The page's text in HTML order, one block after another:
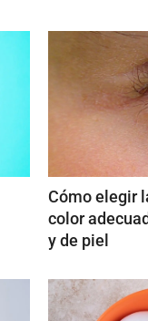
Cómo elegir
color
y de piel